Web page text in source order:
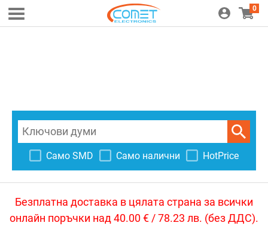
0
Само SMD Само налични HotPrice
Безплатна доставка в цялата страна за всички
онлайн поръчки над 40.00 € / 78.23 лв. (без ДДС).